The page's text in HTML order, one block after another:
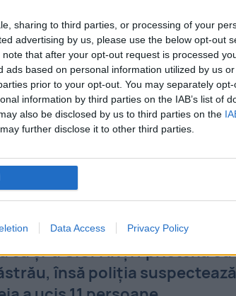
sharing to third parties, or processing of your
advertising by us, please use the below opt-out
that after your opt-out request is processed
ads based on personal information utilized by us
prior to your opt-out. You may separately
information by third parties on the IAB’s list of
also be disclosed by us to third parties on the
further disclose it to other third parties.
Data Access Privacy Policy
a Rusiei
Pensionara este este
că şi-a CIOPÂRŢIT prietena cu
însă poliţia suspectează